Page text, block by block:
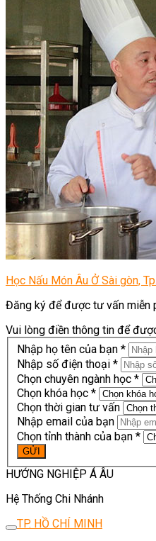
Học Nấu Món Âu Ở Sài gòn,
Đăng ký để được tư vấn miễn
Vui lòng điền thông tin để
Nhập họ tên của bạn *
Nhập số điện thoại *
Chọn chuyên ngành học *
Chọn khóa học *
Chọn thời gian tư vấn
Nhập email của bạn
Chọn tỉnh thành của bạn *
HƯỚNG NGHIỆP Á ÂU
Hệ Thống Chi Nhánh
TP. HỒ CHÍ MINH